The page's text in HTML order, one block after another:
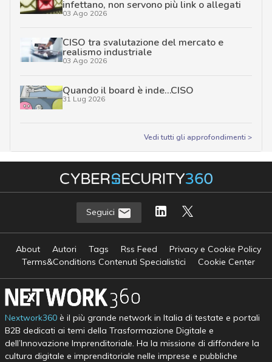
infettano, non servono più link o allegati
03 Ago 2026
CISO tra svalutazione del mercato e
realismo industriale
03 Ago 2026
Quando il board è inde…CISO
31 Lug 2026
Vedi tutti gli approfondimenti >
Seguici
About Autori Tags Rss Feed
Privacy e Cookie Policy
Terms&Conditions Contenuti Specialistici
Cookie Center
Nextwork360è il più grande network in Italia di testate e portali
B2B dedicati ai temi della Trasformazione Digitale e
dell’Innovazione Imprenditoriale. Ha la missione di diffondere la
cultura digitale e imprenditoriale nelle imprese e pubbliche